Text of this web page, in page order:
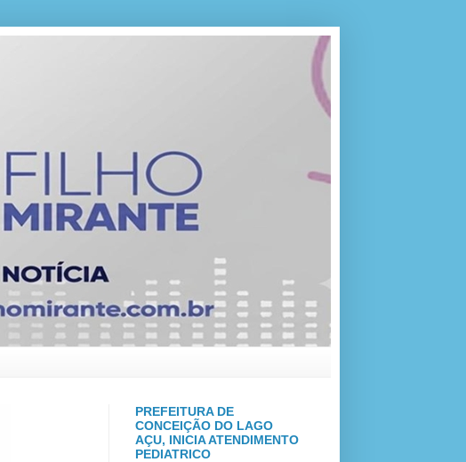
PREFEITURA DE
CONCEIÇÃO DO LAGO
AÇU, INICIA ATENDIMENTO
PEDIATRICO